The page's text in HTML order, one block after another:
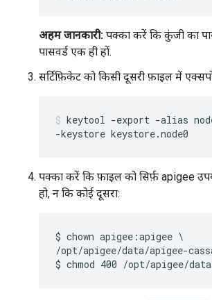
अहम जानकारी: पक्का करें कि कुंजी का
पासवर्ड एक ही हों.
सर्टिफ़िकेट को किसी दूसरी फ़ाइल में
keytool -export -alias
-keystore keystore.node0
पक्का करें कि फ़ाइल को सिर्फ़ apigee
हो, न कि कोई दूसरा:
$ chown apigee:apigee \
/opt/apigee/data/apigee-
$ chmod 400 /opt/apigee/